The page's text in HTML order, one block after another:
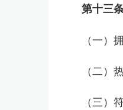
第十三
（一）
（二）
（三）